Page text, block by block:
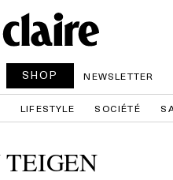
SHOP NEWSLETTER
LIFESTYLE SOCIÉTÉ
TEIGEN